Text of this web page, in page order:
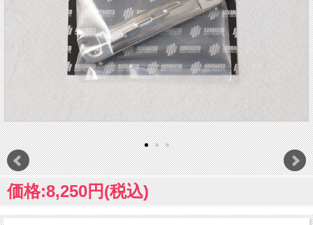
価格:8,250円(税込)